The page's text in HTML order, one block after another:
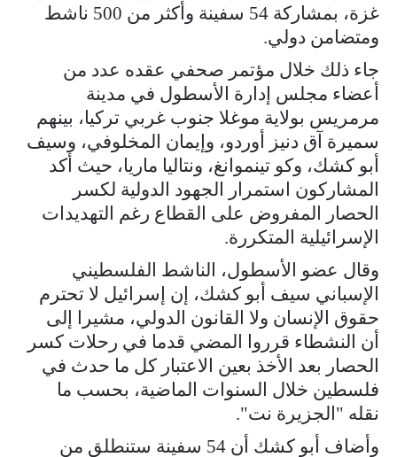
غزة، بمشاركة 54 سفينة وأكثر من 500 ناشط
ومتضامن دولي.
جاء ذلك خلال مؤتمر صحفي عقده عدد من
أعضاء مجلس إدارة الأسطول في مدينة
مرمريس بولاية موغلا جنوب غربي تركيا، بينهم
سميرة آق دنيز أوردو، وإيمان المخلوفي، وسيف
أبو كشك، وكو تينموانغ، ونتاليا ماريا، حيث أكد
المشاركون استمرار الجهود الدولية لكسر
الحصار المفروض على القطاع رغم التهديدات
الإسرائيلية المتكررة.
وقال عضو الأسطول، الناشط الفلسطيني
الإسباني سيف أبو كشك، إن إسرائيل لا تحترم
حقوق الإنسان ولا القانون الدولي، مشيرا إلى
أن النشطاء قرروا المضي قدما في رحلات كسر
الحصار بعد الأخذ بعين الاعتبار كل ما حدث في
فلسطين خلال السنوات الماضية، بحسب ما
نقله "الجزيرة نت".
وأضاف أبو كشك أن 54 سفينة ستنطلق من